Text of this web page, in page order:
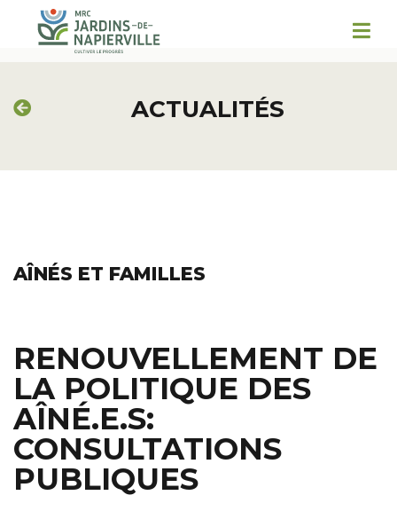
ACTUALITÉS
AÎNÉS ET FAMILLES
RENOUVELLEMENT DE
LA POLITIQUE DES
AÎNÉ.E.S:
CONSULTATIONS
PUBLIQUES